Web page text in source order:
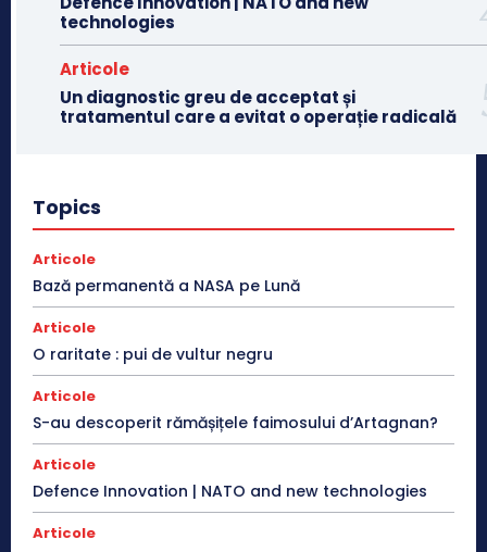
technologies
Articole
Un diagnostic greu de acceptat și
tratamentul care a evitat o operație radicală
Topics
Articole
Bază permanentă a NASA pe Lună
Articole
O raritate : pui de vultur negru
Articole
S-au descoperit rămășițele faimosului d’Artagnan?
Articole
Defence Innovation | NATO and new technologies
Articole